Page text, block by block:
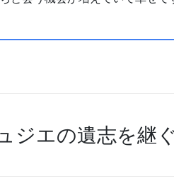
ジエの遺志を継